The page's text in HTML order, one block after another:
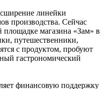
линейки
производства. Сейчас
площадке магазина «Зам» в
путешественники,
с продуктом, пробуют
гастрономический
финансовую поддержку